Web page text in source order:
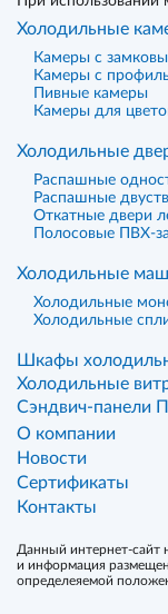
Холодильные
Камеры с
Камеры с
Пивные камеры
Камеры для
Холодильные
Распашные
Распашные
Откатные двери
Полосовые ПВХ-
Холодильные
Холодильные
Холодильные
Шкафы
Холодильные
Сэндвич-панели
О компании
Новости
Сертификаты
Контакты
Данный интернет-сайт
и информация
определеяемой